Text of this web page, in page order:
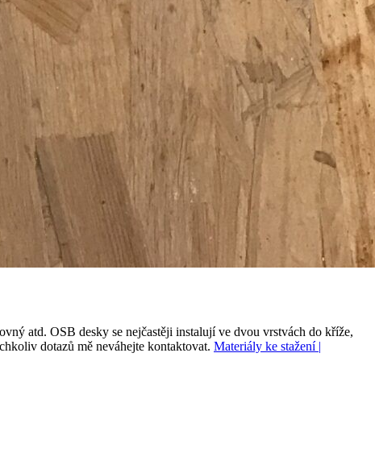
atd. OSB desky se nejčastěji instalují ve dvou vrstvách do kříže,
dotazů mě neváhejte kontaktovat. Materiály ke stažení |